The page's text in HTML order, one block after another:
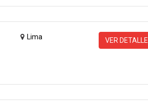
Lima VER DETALLE